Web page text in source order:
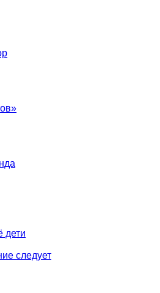
дети
следует